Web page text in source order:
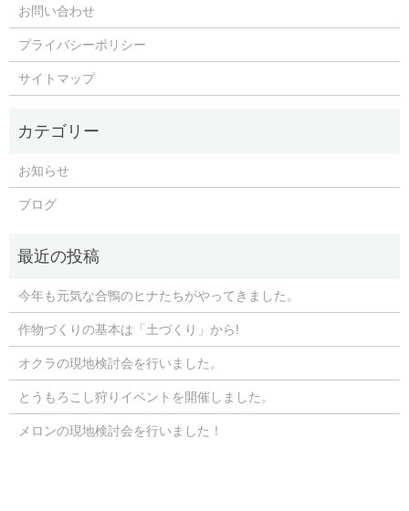
お問い合わせ
プライバシーポリシー
サイトマップ
お知らせ
ブログ
今年も元気な合鴨のヒナたちがやってきました。
作物づくりの基本は「土づくり」から!
オクラの現地検討会を行いました。
とうもろこし狩りイベントを開催しました。
メロンの現地検討会を行いました！